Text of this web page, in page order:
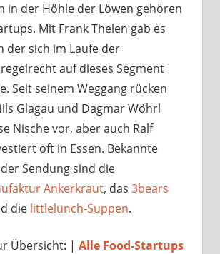
in der Höhle der Löwen gehören
Mit Frank Thelen gab es
der sich im Laufe der
auf dieses Segment
Seit seinem Weggang rücken
Glagau und Dagmar Wöhrl
Nische vor, aber auch Ralf
oft in Essen. Bekannte
Sendung sind die
Ankerkraut, das 3bears
die littlelunch-Suppen.
Übersicht: | Alle Food-Startups